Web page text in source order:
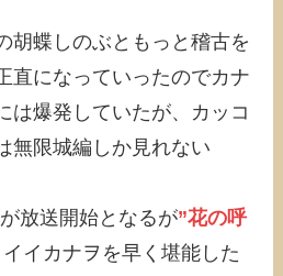
胡蝶しのぶともっと稽古を
直になっていったのでカナ
は爆発していたが、カッコ
無限城編しか見れない
放送開始となるが”花の呼
イカナヲを早く堪能した